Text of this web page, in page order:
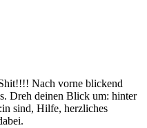
Nach vorne blickend
Dreh deinen Blick um: hinter
sind, Hilfe, herzliches